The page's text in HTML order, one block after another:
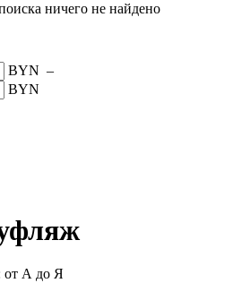
ничего не найдено
BYN –
BYN
от А до Я